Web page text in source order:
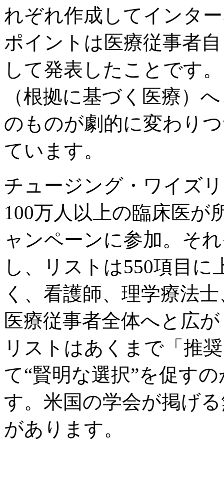
れぞれ作成してインタ
ポイントは医療従事者
して発表したことです。
（根拠に基づく医療）
のものが劇的に変わり
ています。
チュージング・ワイズ
100万人以上の臨床医が
ャンペーンに参加。そ
し、リストは550項目
く、看護師、理学療法
医療従事者全体へと広
リストはあくまで「推
て“賢明な選択”を促す
す。米国の学会が掲げ
があります。